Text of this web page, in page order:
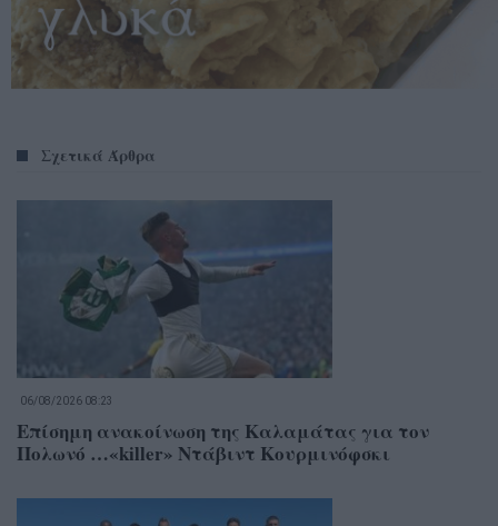
Σχετικά Άρθρα
06/08/2026 08:23
Επίσημη ανακοίνωση της Καλαμάτας για τον
Πολωνό …«killer» Ντάβιντ Κουρμινόφσκι